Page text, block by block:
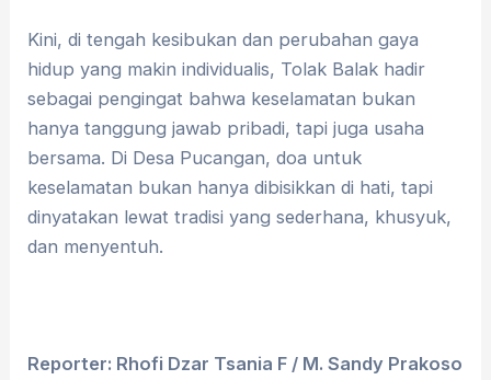
Kini, di tengah kesibukan dan perubahan gaya
hidup yang makin individualis, Tolak Balak hadir
sebagai pengingat bahwa keselamatan bukan
hanya tanggung jawab pribadi, tapi juga usaha
bersama. Di Desa Pucangan, doa untuk
keselamatan bukan hanya dibisikkan di hati, tapi
dinyatakan lewat tradisi yang sederhana, khusyuk,
dan menyentuh.
Reporter: Rhofi Dzar Tsania F / M. Sandy Prakoso